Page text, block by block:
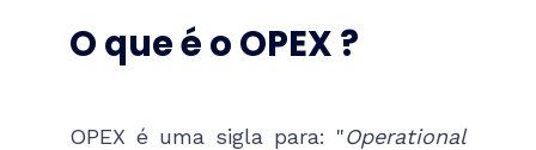
O que é o OPEX ?
OPEX é uma sigla para: "Operational